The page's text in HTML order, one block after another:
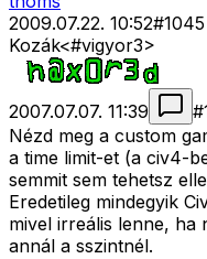
2009.07.22. 10:52#1045
Kozák<#vigyor3>
2007.07.07. 11:39 #
Nézd meg a custom
a time limit-et (a civ4-
semmit sem tehetsz
Eredetileg mindegyik
mivel irreális lenne, ha
annál a sszintnél.